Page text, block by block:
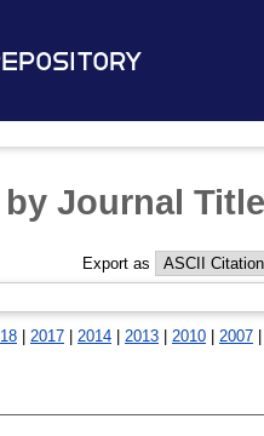
Journal Title
Export as
2017 2014 2013 2010 2007